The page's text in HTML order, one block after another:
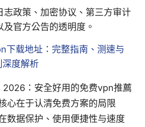
志政策、加密协议、第三方审计
官方公告的透明度。
下载地址：完整指南、测速与
深度解析
2026：安全好用的免费vpn推薦
心在于认清免费方案的局限
数据保护、使用便捷性与速度